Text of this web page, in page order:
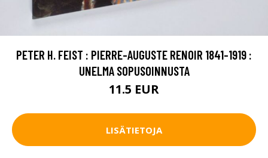
PETER H. FEIST : PIERRE-AUGUSTE RENOIR 1841-1919 :
UNELMA SOPUSOINNUSTA
11.5 EUR
LISÄTIETOJA